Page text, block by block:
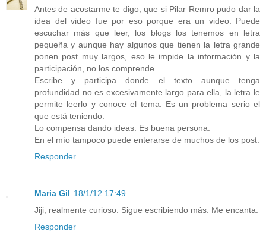
Antes de acostarme te digo, que si Pilar Remro pudo dar la
idea del video fue por eso porque era un video. Puede
escuchar más que leer, los blogs los tenemos en letra
pequeña y aunque hay algunos que tienen la letra grande
ponen post muy largos, eso le impide la información y la
participación, no los comprende.
Escribe y participa donde el texto aunque tenga
profundidad no es excesivamente largo para ella, la letra le
permite leerlo y conoce el tema. Es un problema serio el
que está teniendo.
Lo compensa dando ideas. Es buena persona.
En el mío tampoco puede enterarse de muchos de los post.
Responder
Maria Gil 18/1/12 17:49
Jiji, realmente curioso. Sigue escribiendo más. Me encanta.
Responder